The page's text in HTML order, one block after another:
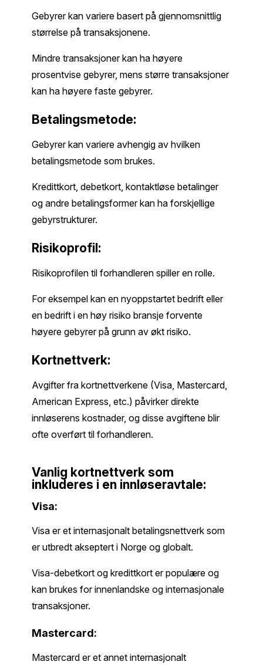
Gebyrer kan variere basert på gjennomsnittlig
størrelse på transaksjonene.
Mindre transaksjoner kan ha høyere
prosentvise gebyrer, mens større transaksjoner
kan ha høyere faste gebyrer.
Betalingsmetode:
Gebyrer kan variere avhengig av hvilken
betalingsmetode som brukes.
Kredittkort, debetkort, kontaktløse betalinger
og andre betalingsformer kan ha forskjellige
gebyrstrukturer.
Risikoprofil:
Risikoprofilen til forhandleren spiller en rolle.
For eksempel kan en nyoppstartet bedrift eller
en bedrift i en høy risiko bransje forvente
høyere gebyrer på grunn av økt risiko.
Kortnettverk:
Avgifter fra kortnettverkene (Visa, Mastercard,
American Express, etc.) påvirker direkte
innløserens kostnader, og disse avgiftene blir
ofte overført til forhandleren.
Vanlig kortnettverk som
inkluderes i en innløseravtale:
Visa:
Visa er et internasjonalt betalingsnettverk som
er utbredt akseptert i Norge og globalt.
Visa-debetkort og kredittkort er populære og
kan brukes for innenlandske og internasjonale
transaksjoner.
Mastercard:
Mastercard er et annet internasjonalt